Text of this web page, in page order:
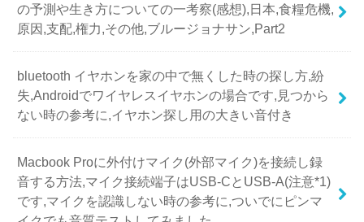
の予測や生き方についての一考察(感想),日本,食糧危機,
原因,支配,権力,その他,ブルージョナサン,Part2
bluetooth イヤホンを家の中で無くした時の探し方,紛
失,Androidでワイヤレスイヤホンの場合です,見つから
ない時の参考に,イヤホン探し用の大きい音付き
Macbook Proに外付けマイク(外部マイク)を接続し録
音する方法,マイク接続端子はUSB-CとUSB-A(注意*1)
です,マイクを認識しない時の参考に,ついでにピンマ